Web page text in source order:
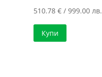
510.78€ / 999.00 лв.
Купи